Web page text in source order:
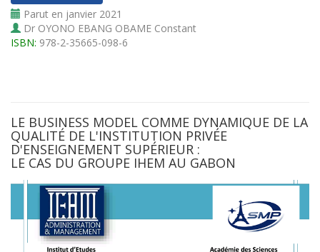
Parut en janvier 2021
Dr OYONO EBANG OBAME Constant
ISBN: 978-2-35665-098-6
LE BUSINESS MODEL COMME DYNAMIQUE DE LA
QUALITÉ DE L'INSTITUTION PRIVÉE
D'ENSEIGNEMENT SUPÉRIEUR :
LE CAS DU GROUPE IHEM AU GABON